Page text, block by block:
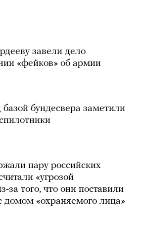
завели дело
«фейков» об армии
бундесвера заметили
пару российских
«угрозой
за того, что они поставили
домом «охраняемого лица»